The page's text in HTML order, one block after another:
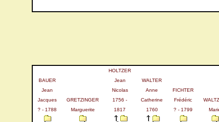
BAUER
Jean
Jacques
? - 1788
GRETZINGER
Marguerite
HOLTZER
Jean
Nicolas
1756 -
1817
WALTER
Anne
Catherine
1760
FICHTER
Frédéric
? - 1799